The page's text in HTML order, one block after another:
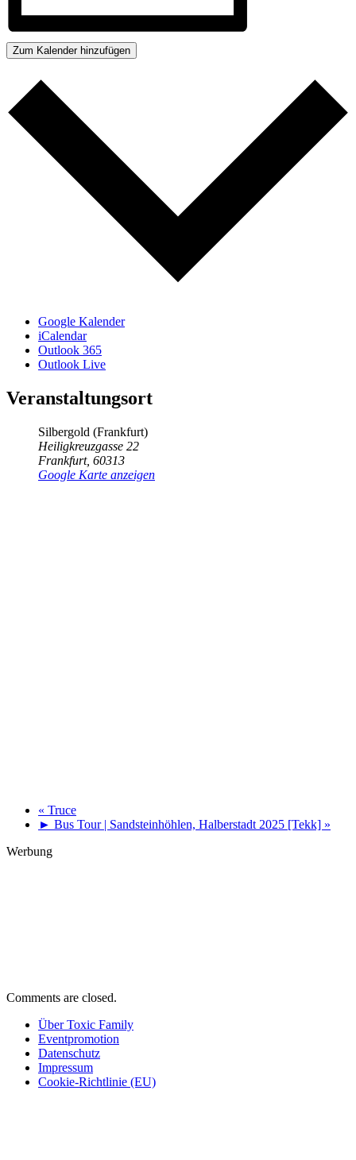
Zum Kalender hinzufügen
Google Kalender
iCalendar
Outlook 365
Outlook Live
Veranstaltungsort
Silbergold (Frankfurt)
Heiligkreuzgasse 22
Frankfurt, 60313
Google Karte anzeigen
« Truce
► Bus Tour | Sandsteinhöhlen, Halberstadt 2025 [Tekk] »
Werbung
Comments are closed.
Über Toxic Family
Eventpromotion
Datenschutz
Impressum
Cookie-Richtlinie (EU)